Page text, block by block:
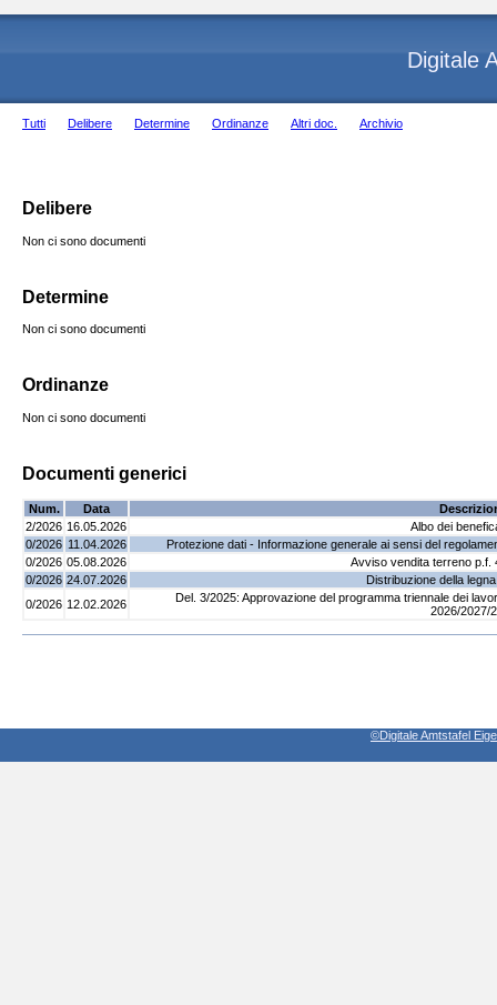
Digitale
Tutti Delibere Determine Ordinanze Altri doc. Archivio
Delibere
Non ci sono documenti
Determine
Non ci sono documenti
Ordinanze
Non ci sono documenti
Documenti generici
Num. Data
2/2026 16.05.2026
Albo dei
0/2026 11.04.2026
Protezione dati - Informazione generale ai sensi del
0/2026 05.08.2026
Avviso vendita terreno p.f.
0/2026 24.07.2026
Distribuzione della
0/2026 12.02.2026
Del. 3/2025: Approvazione del programma triennale dei
2026/2027/
©Digitale Amtstafel